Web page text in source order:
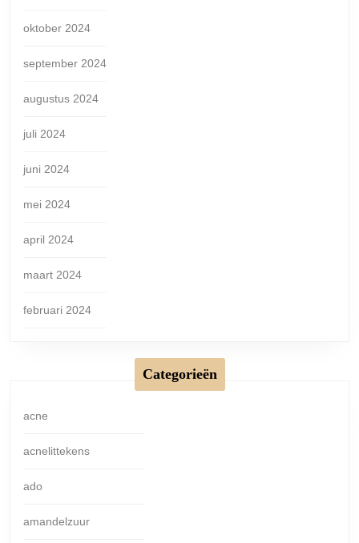
oktober 2024
september 2024
augustus 2024
juli 2024
juni 2024
mei 2024
april 2024
maart 2024
februari 2024
Categorieën
acne
acnelittekens
ado
amandelzuur